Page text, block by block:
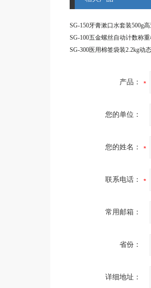
SG-100五金螺丝自动计数称
产品：
您的单位：
您的姓名：
联系电话：
常用邮箱：
省份：
详细地址：